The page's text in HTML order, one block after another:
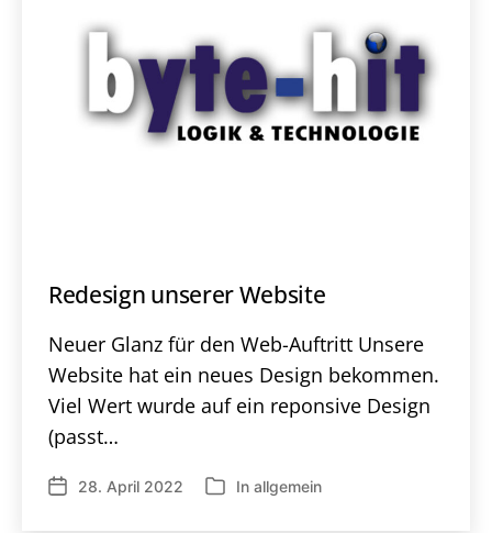
Redesign unserer Website
Neuer Glanz für den Web-Auftritt Unsere
Website hat ein neues Design bekommen.
Viel Wert wurde auf ein reponsive Design
(passt…
Veröffentlichungsdatum
28. April 2022 Kategorien
In allgemein